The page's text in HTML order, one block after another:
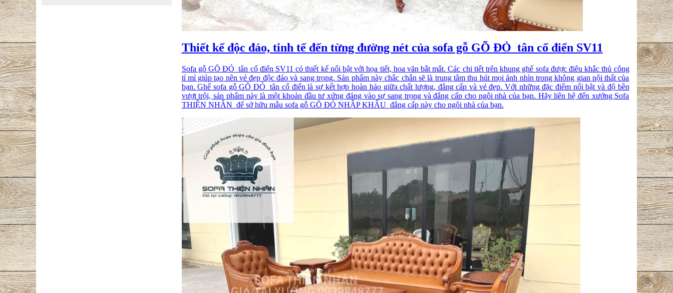
Thiết kế độc đáo, tinh tế đến từng đường nét của sofa gỗ GÕ ĐỎ tân cổ điển SV11
Sofa gỗ GÕ ĐỎ tân cổ điển SV11 có thiết kế nổi bật với họa tiết, hoa văn bắt mắt. Các chi tiết trên khung ghế sofa được điêu khắc thủ công
tỉ mỉ giúp tạo nên vẻ đẹp độc đáo và sang trọng. Sản phẩm này chắc chắn sẽ là trung tâm thu hút mọi ánh nhìn trong không gian nội thất của
bạn. Ghế sofa gỗ GÕ ĐỎ tân cổ điển là sự kết hợp hoàn hảo giữa chất lượng, đẳng cấp và vẻ đẹp. Với những đặc điểm nổi bật và độ bền
vượt trội, sản phẩm này là một khoản đầu tư xứng đáng vào sự sang trọng và đẳng cấp cho ngôi nhà của bạn. Hãy liên hệ đến xưởng Sofa
THIỆN NHÂN để sở hữu mẫu sofa gỗ GÕ ĐỎ NHẬP KHẨU đẳng cấp này cho ngôi nhà của bạn.